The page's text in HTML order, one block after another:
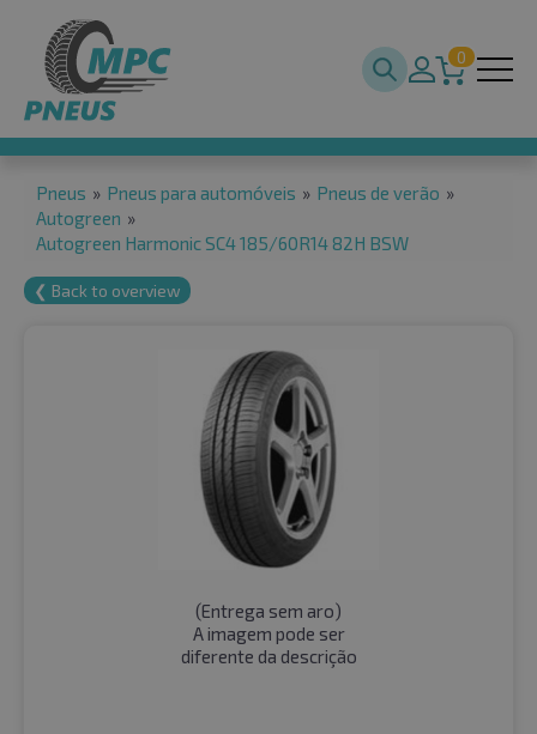
0
Pneus » Pneus para automóveis » Pneus de verão »
Autogreen »
Autogreen Harmonic SC4 185/60R14 82H BSW
❮ Back to overview
(Entrega sem aro)
A imagem pode ser
diferente da descrição